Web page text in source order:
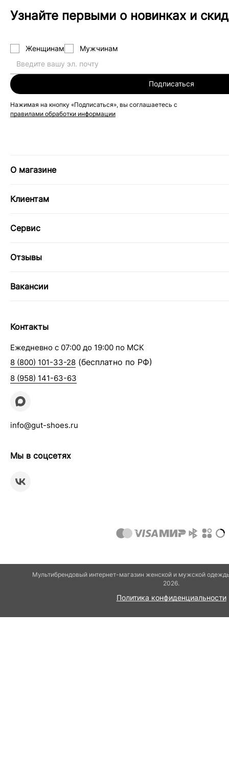
Узнайте первыми о новинках и
Женщинам Мужчинам
Подписаться
Нажимая на кнопку «Подписаться», вы соглашаетесь с
правилами обработки информации
О магазине
Клиентам
Сервис
Отзывы
Вакансии
Контакты
Ежедневно с 07:00 до 19:00 по МСК
8 (800) 101-33-28 (бесплатно по РФ)
8 (958) 141-63-63
info@gut-shoes.ru
Мы в соцсетях
Мультибрендовый интернет-магазин женской и мужской
2026.
Политика конфиденциальности